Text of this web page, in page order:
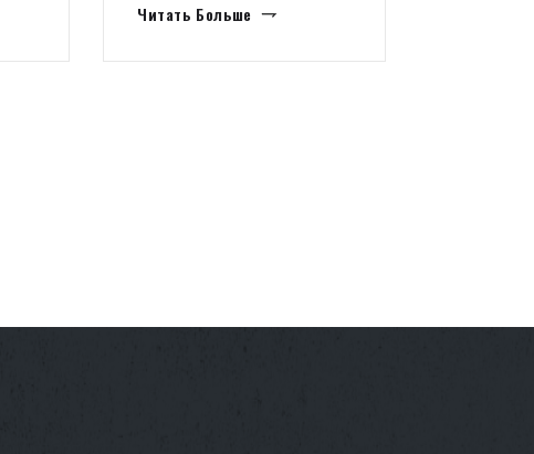
Читать Больше